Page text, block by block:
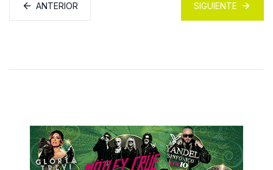
ANTERIOR SIGUIENTE